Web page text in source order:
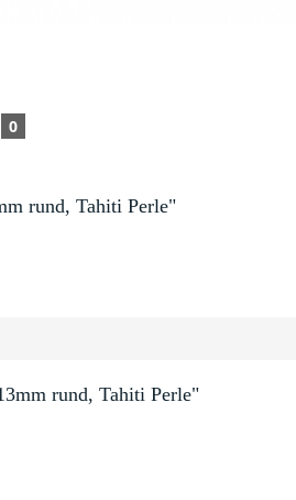
0
rund, Tahiti Perle"
rund, Tahiti Perle"